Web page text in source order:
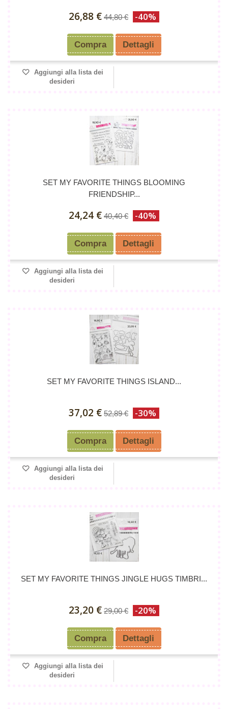
26,88 € 44,80 € -40%
Compra Dettagli
Aggiungi alla lista dei
desideri
SET MY FAVORITE THINGS BLOOMING
FRIENDSHIP...
24,24 € 40,40 € -40%
Compra Dettagli
Aggiungi alla lista dei
desideri
SET MY FAVORITE THINGS ISLAND...
37,02 € 52,89 € -30%
Compra Dettagli
Aggiungi alla lista dei
desideri
SET MY FAVORITE THINGS JINGLE HUGS TIMBRI...
23,20 € 29,00 € -20%
Compra Dettagli
Aggiungi alla lista dei
desideri